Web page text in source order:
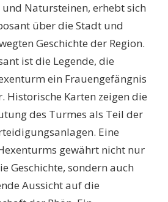
und Natursteinen, erhebt sich
über die Stadt und
Geschichte der Region.
ist die Legende, die
ein Frauengefängnis
Historische Karten zeigen die
des Turmes als Teil der
Eine
gewährt nicht nur
Geschichte, sondern auch
Aussicht auf die